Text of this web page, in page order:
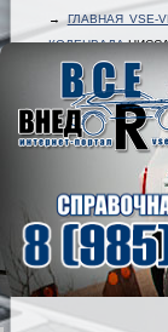
→ ГЛАВНАЯ VSE-
КОЛЕНВАЛА